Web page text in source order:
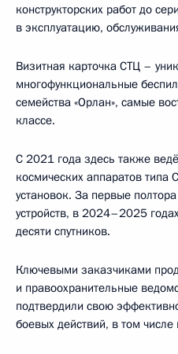
конструкторских работ до
в эксплуатацию,
Визитная карточка СТЦ –
многофункциональные
семейства «Орлан», самые
классе.
С 2021 года здесь также
космических аппаратов типа
установок. За первые
устройств, в 2024–2025
десяти спутников.
Ключевыми заказчиками
и правоохранительные
подтвердили свою
боевых действий, в том